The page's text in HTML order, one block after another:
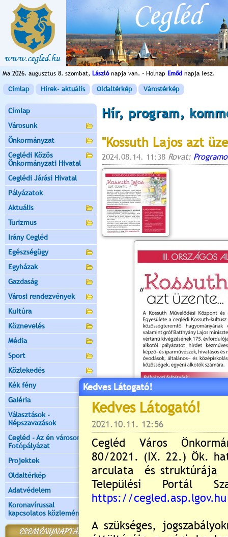
Ma 2026. augusztus 8. szombat, Lászlónapja van. - Holnap Emőd napja lesz.
Címlap Hírek- aktuális Oldaltérkép Várostérkép
Címlap
Városunk
Önkormányzat
Ceglédi Közös
Önkormányzati Hivatal
Ceglédi Járási Hivatal
Pályázatok
Aktuális
Turizmus
Irány Cegléd
Egészségügy
Egyházak
Gazdaság
Városi rendezvények
Kultúra
Köznevelés
Média
Sport
Közlekedés
Kék fény
Galéria
Választások -
Népszavazások
Cegléd - Az én városom -
Fotópályázat
Projektek
Oldaltérkép
Adatvédelem
Koronavírussal
kapcsolatos közlemények
ESEMÉNYNAPTÁR
Hír, program,
"Kossuth Lajos azt
2024.08.14. 11:38 Rovat:
Kedves Látogató!